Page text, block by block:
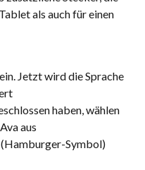
als auch für einen
Jetzt wird die Sprache
haben, wählen
aus
(Hamburger-Symbol)